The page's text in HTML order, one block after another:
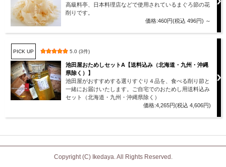
高級料亭、日本料理店などで使用されているまぐろ節の花
削りです。
価格:460円(税込 496円) ～
PICK UP 5.0 (3件)
池田屋おためしセットA【送料込み（北海道・九州・沖縄
県除く）】
池田屋がおすすめする選りすぐり４品を、食べる削り節と
一緒にお届けいたします。ご自宅でのおためし用送料込み
セット（北海道・九州・沖縄県除く）
価格:4,265円(税込 4,606円)
Copyright (C) Ikedaya. All Rights Reserved.